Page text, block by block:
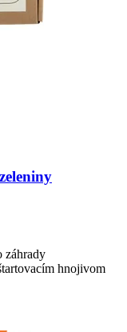
záhrady
hnojivom